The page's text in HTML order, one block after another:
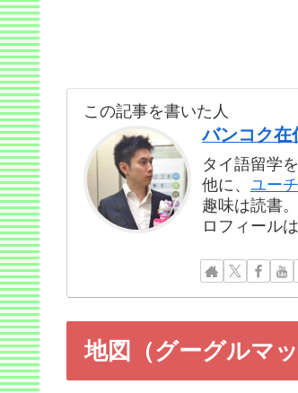
この記事を書いた人
バンコク在
タイ語留学
他に、 ユー
趣味は読書。
ロフィールは
地図（グーグルマッ